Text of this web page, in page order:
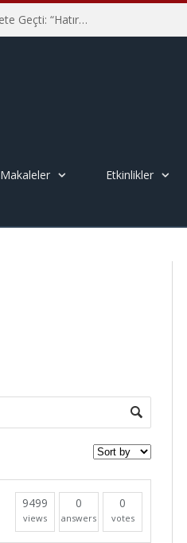
Hiroşima’nın 81. Yılında İtalyan Savaş Karşıtları Harekete Geçti: “Hatırlamak yeterli değil”
Makaleler Etkinlikler
9499
views
0
answers
0
votes